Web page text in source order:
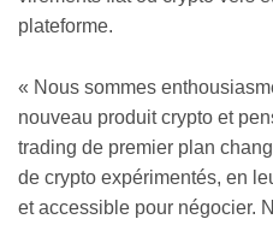
plateforme.
« Nous sommes
nouveau produit crypto et
trading de premier plan
de crypto expérimentés, en
et accessible pour négocier.